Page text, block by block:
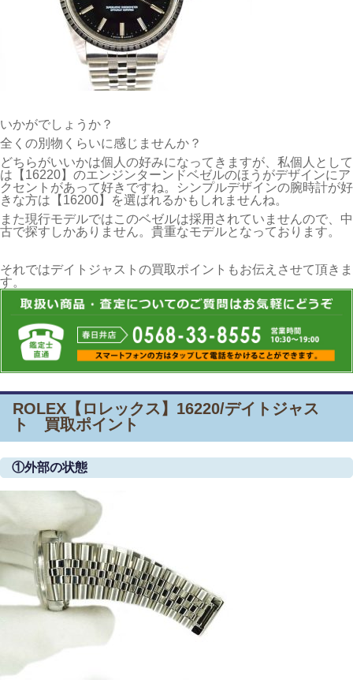
いかがでしょうか？
全くの別物くらいに感じませんか？
どちらがいいかは個人の好みになってきますが、私個人として
は【16220】のエンジンターンドベゼルのほうがデザインにア
クセントがあって好きですね。シンプルデザインの腕時計が好
きな方は【16200】を選ばれるかもしれませんね。
また現行モデルではこのベゼルは採用されていませんので、中
古で探すしかありません。貴重なモデルとなっております。
それではデイトジャストの買取ポイントもお伝えさせて頂きま
す。
ROLEX【ロレックス】16220/デイトジャス
ト 買取ポイント
①外部の状態